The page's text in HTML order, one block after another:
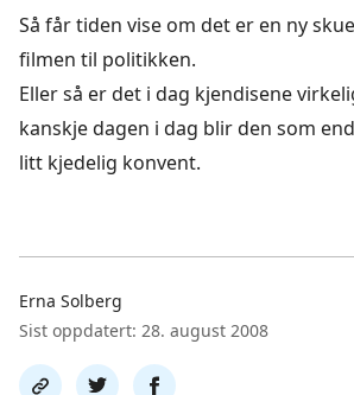
Så får tiden vise om det er en ny
filmen til politikken.
Eller så er det i dag kjendisene
kanskje dagen i dag blir den som
litt kjedelig konvent.
Erna Solberg
Sist oppdatert: 28. august 2008
Del
Del
Del